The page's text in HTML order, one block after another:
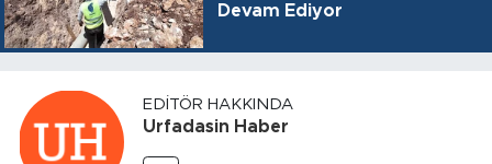
Devam Ediyor
EDITÖR HAKKINDA
Urfadasin Haber